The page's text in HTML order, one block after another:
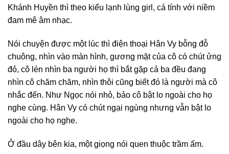
Khánh Huyền thì theo kiểu lạnh lùng girl, cá tính với niềm
đam mê âm nhạc.
Nói chuyện được một lúc thì điện thoại Hân Vy bỗng đỗ
chuông, nhìn vào màn hình, gương mặt của cô có chút ửng
đỏ, cô lén nhìn ba người họ thì bắt gặp cả ba đều đang
nhìn cô chăm chăm, nhìn thôi cũng biết đó là người mà cô
nhắc đến. Như Ngọc nói nhỏ, bảo cô bật lo ngoài cho họ
nghe cùng. Hân Vy có chút ngại ngùng nhưng vẫn bật lo
ngoài cho họ nghe.
Ở đầu dây bên kia, một giọng nói quen thuộc trầm ấm.